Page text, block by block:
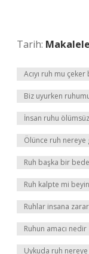
Tarih:
Acıyı ruh mu
Biz uyurken
İnsan ruhu
Ölünce ruh nereye
Ruh başka bir
Ruh kalpte mi
Ruhlar insana
Ruhun amacı nedir
Uykuda ruh